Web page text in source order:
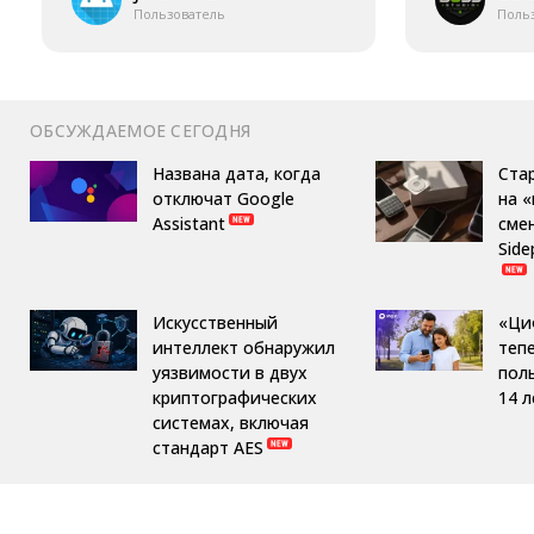
Пользователь
ОБСУЖДАЕМОЕ СЕГОДНЯ
Названа дата, когда
отключат Google
Assistant
Искусственный
интеллект обнаружил
уязвимости в двух
криптографических
системах, включая
стандарт AES
на
14